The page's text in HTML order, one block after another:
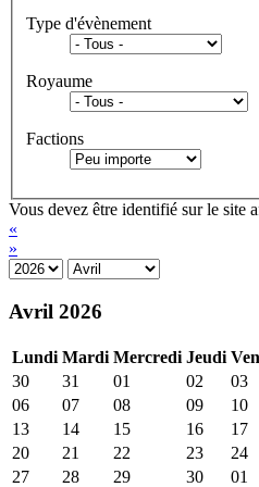
Type d'évènement
Royaume
Factions
Vous devez être identifié sur le site
«
»
Avril 2026
Lundi Mardi Mercredi Jeudi
30
31 01 02 03
06
07 08 09 10
13
14 15 16 17
20
21 22 23 24
27
28 29 30 01